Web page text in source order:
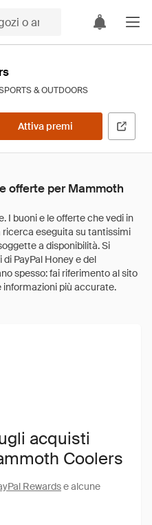
& OUTDOORS
Attiva premi
offerte per Mammoth
acquisti
Coolers
Rewardse alcune